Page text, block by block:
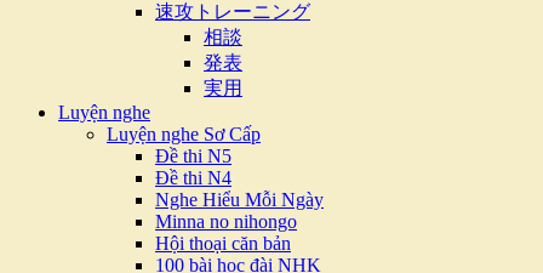
速攻トレーニング
相談
発表
実用
Luyện nghe
Luyện nghe Sơ Cấp
Đề thi N5
Đề thi N4
Nghe Hiểu Mỗi Ngày
Minna no nihongo
Hội thoại căn bản
100 bài học đài NHK